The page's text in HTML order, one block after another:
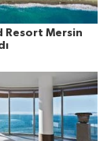
Resort Mersin